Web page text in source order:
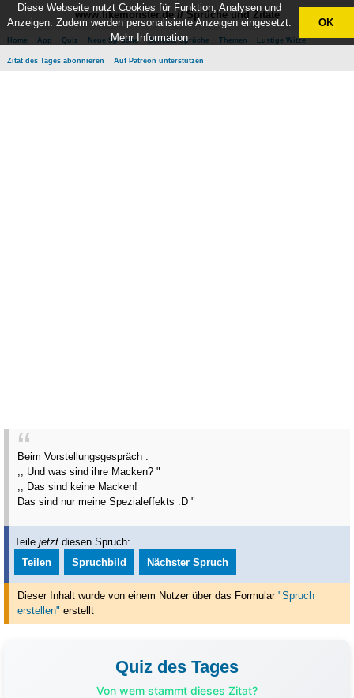
www.likemonster.de // Sprüche und Zitate
Home App Quiz Neue Sprüche Beliebte Sprüche Themen Lustige Witze
Zitat des Tages abonnieren Auf Patreon unterstützen
Beim Vorstellungsgespräch :
,, Und was sind ihre Macken? "
,, Das sind keine Macken!
Das sind nur meine Spezialeffekts :D "
Teilejetzt diesen Spruch:
Teilen
Spruchbild Nächster Spruch
Dieser Inhalt wurde von einem Nutzer über das Formular "Spruch
erstellen" erstellt
Quiz des Tages
Von wem stammt dieses Zitat?
Diese Webseite nutzt Cookies für Funktion, Analysen und
Anzeigen. Zudem werden personalisierte Anzeigen eingesetzt.
Mehr Information
OK